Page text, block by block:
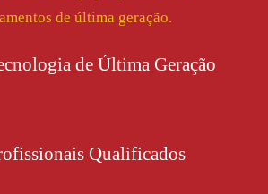
de última geração.
de Última Geração
Qualificados